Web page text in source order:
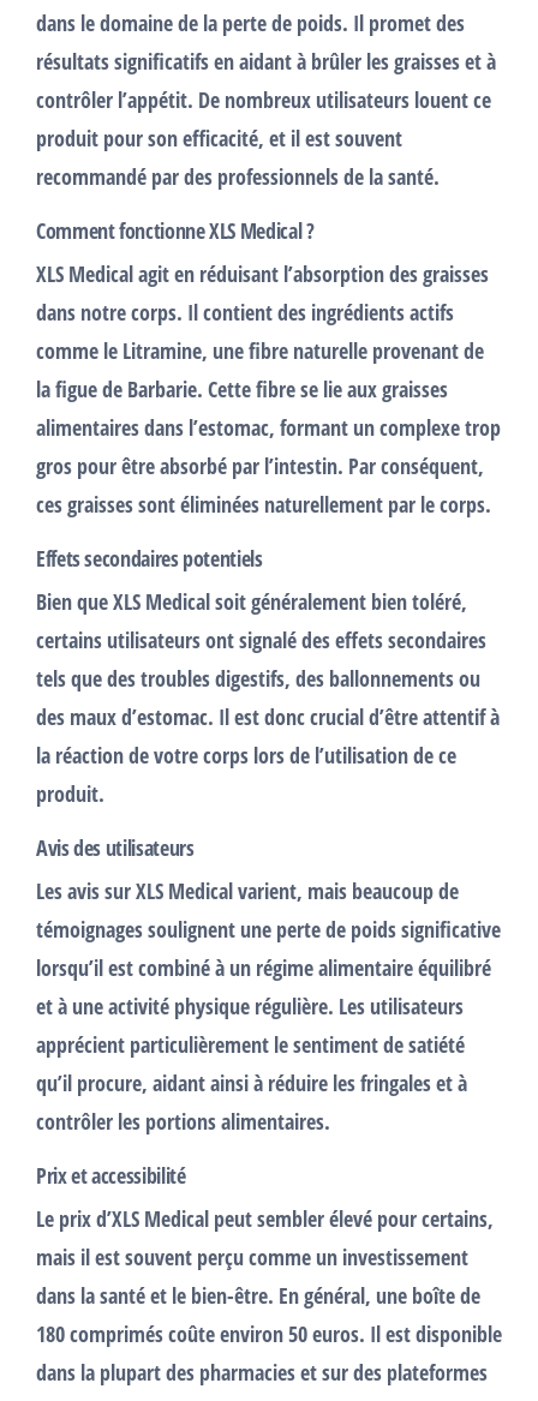
dans le domaine de la perte de poids. Il promet des
résultats significatifs en aidant à brûler les graisseset à
contrôler l’appétit. De nombreux utilisateurs louent ce
produit pour son efficacité, et il est souvent
recommandé par des professionnels de la santé.
Comment fonctionne XLS Medical ?
XLS Medical agit en réduisant l’absorption desgraisses
dans notre corps. Il contient des ingrédients actifs
comme le Litramine, une fibre naturelle provenant de
la figue de Barbarie. Cette fibre se lie aux graisses
alimentaires dans l’estomac, formant un complexe trop
gros pour être absorbé par l’intestin. Par conséquent,
ces graisses sont éliminées naturellement par le corps.
Effets secondaires potentiels
Bien que XLS Medical soit généralement bien toléré,
certains utilisateurs ont signalé deseffets secondaires
tels que des troubles digestifs, des ballonnements ou
des maux d’estomac. Il est donc crucial d’être attentif à
la réaction de votre corps lors de l’utilisation de ce
produit.
Avis des utilisateurs
Les avis sur XLS Medical varient, mais beaucoup de
témoignages soulignent une perte de poidssignificative
lorsqu’il est combiné à un régime alimentaire équilibré
et à une activité physique régulière. Les utilisateurs
apprécient particulièrement le sentiment de satiété
qu’il procure, aidant ainsi à réduire les fringales et à
contrôler les portions alimentaires.
Prix et accessibilité
Le prixd’XLS Medical peut sembler élevé pour certains,
mais il est souvent perçu comme un investissement
dans lasantéet le bien-être. En général, une boîte de
180 comprimés coûte environ 50 euros. Il est disponible
dans la plupart des pharmacies et sur des plateformes